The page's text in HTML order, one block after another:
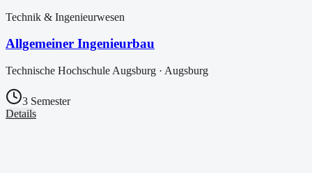
Technik & Ingenieurwesen
Allgemeiner Ingenieurbau
Technische Hochschule Augsburg · Augsburg
3 Semester
Details